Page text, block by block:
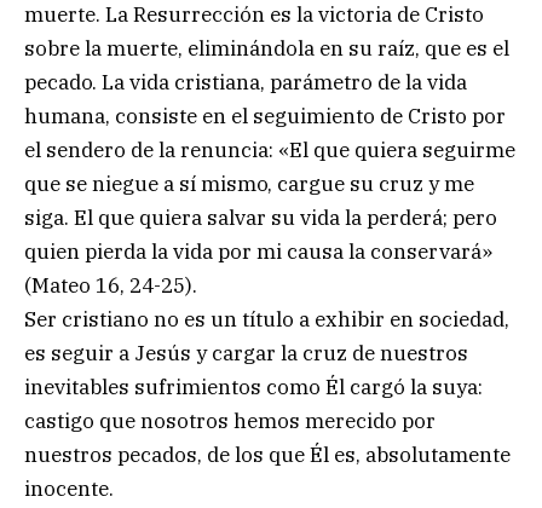
muerte. La Resurrección es la victoria de Cristo
sobre la muerte, eliminándola en su raíz, que es el
pecado. La vida cristiana, parámetro de la vida
humana, consiste en el seguimiento de Cristo por
el sendero de la renuncia: «El que quiera seguirme
que se niegue a sí mismo, cargue su cruz y me
siga. El que quiera salvar su vida la perderá; pero
quien pierda la vida por mi causa la conservará»
(Mateo 16, 24-25).
Ser cristiano no es un título a exhibir en sociedad,
es seguir a Jesús y cargar la cruz de nuestros
inevitables sufrimientos como Él cargó la suya:
castigo que nosotros hemos merecido por
nuestros pecados, de los que Él es, absolutamente
inocente.